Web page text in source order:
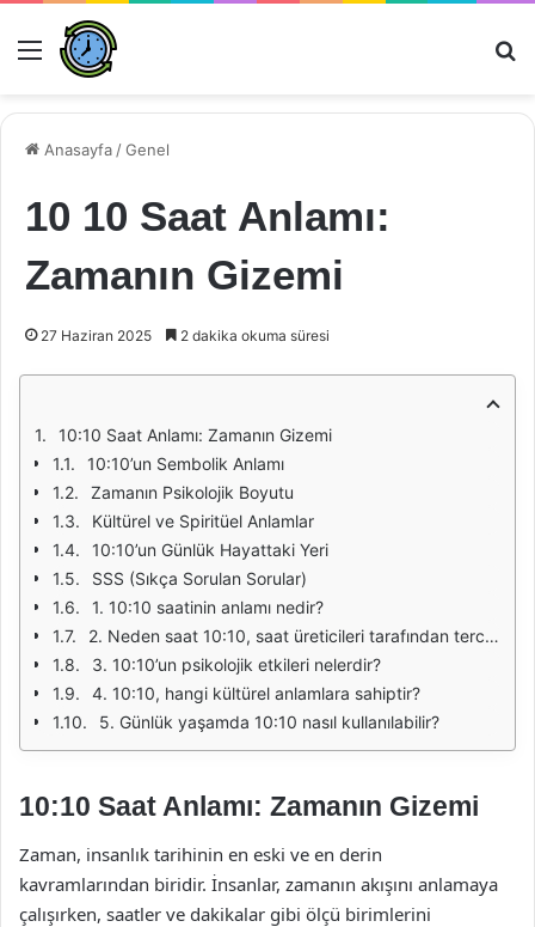
Menü
Anasayfa /Genel
10 10 Saat Anlamı:
Zamanın Gizemi
27 Haziran 2025 2 dakika okuma süresi
10:10 Saat Anlamı: Zamanın Gizemi
10:10’un Sembolik Anlamı
Zamanın Psikolojik Boyutu
Kültürel ve Spiritüel Anlamlar
10:10’un Günlük Hayattaki Yeri
SSS (Sıkça Sorulan Sorular)
1. 10:10 saatinin anlamı nedir?
2. Neden saat 10:10, saat üreticileri tarafından tercih ediliyor?
3. 10:10’un psikolojik etkileri nelerdir?
4. 10:10, hangi kültürel anlamlara sahiptir?
5. Günlük yaşamda 10:10 nasıl kullanılabilir?
10:10 Saat Anlamı: Zamanın Gizemi
Zaman, insanlık tarihinin en eski ve en derin
kavramlarından biridir. İnsanlar, zamanın akışını anlamaya
çalışırken, saatler ve dakikalar gibi ölçü birimlerini